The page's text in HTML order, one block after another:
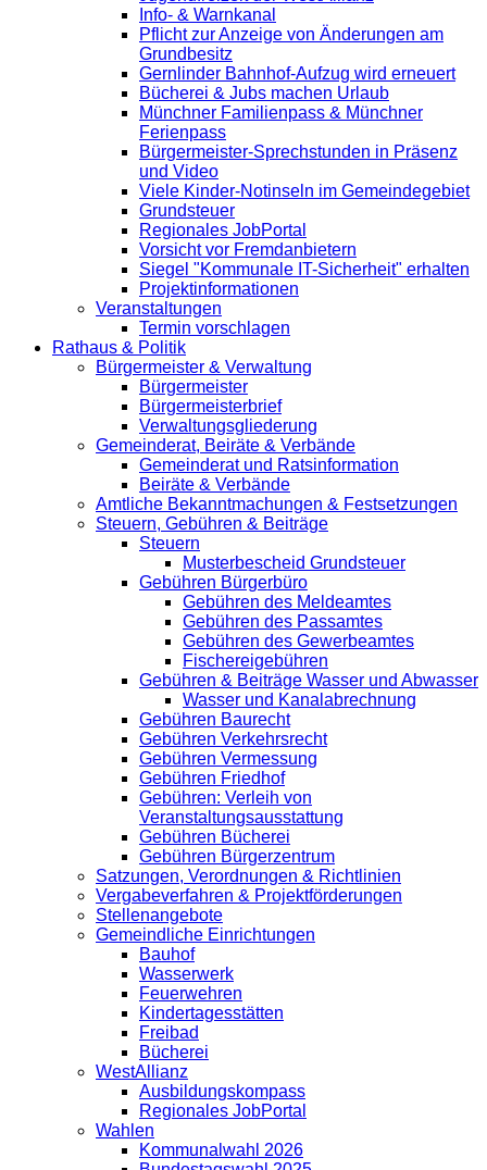
Info- & Warnkanal
Pflicht zur Anzeige von Änderungen am
Grundbesitz
Gernlinder Bahnhof-Aufzug wird erneuert
Bücherei & Jubs machen Urlaub
Münchner Familienpass & Münchner
Ferienpass
Bürgermeister-Sprechstunden in Präsenz
und Video
Viele Kinder-Notinseln im Gemeindegebiet
Grundsteuer
Regionales JobPortal
Vorsicht vor Fremdanbietern
Siegel "Kommunale IT-Sicherheit" erhalten
Projektinformationen
Veranstaltungen
Termin vorschlagen
Rathaus & Politik
Bürgermeister & Verwaltung
Bürgermeister
Bürgermeisterbrief
Verwaltungsgliederung
Gemeinderat, Beiräte & Verbände
Gemeinderat und Ratsinformation
Beiräte & Verbände
Amtliche Bekanntmachungen & Festsetzungen
Steuern, Gebühren & Beiträge
Steuern
Musterbescheid Grundsteuer
Gebühren Bürgerbüro
Gebühren des Meldeamtes
Gebühren des Passamtes
Gebühren des Gewerbeamtes
Fischereigebühren
Gebühren & Beiträge Wasser und Abwasser
Wasser und Kanalabrechnung
Gebühren Baurecht
Gebühren Verkehrsrecht
Gebühren Vermessung
Gebühren Friedhof
Gebühren: Verleih von
Veranstaltungsausstattung
Gebühren Bücherei
Gebühren Bürgerzentrum
Satzungen, Verordnungen & Richtlinien
Vergabeverfahren & Projektförderungen
Stellenangebote
Gemeindliche Einrichtungen
Bauhof
Wasserwerk
Feuerwehren
Kindertagesstätten
Freibad
Bücherei
WestAllianz
Ausbildungskompass
Regionales JobPortal
Wahlen
Kommunalwahl 2026